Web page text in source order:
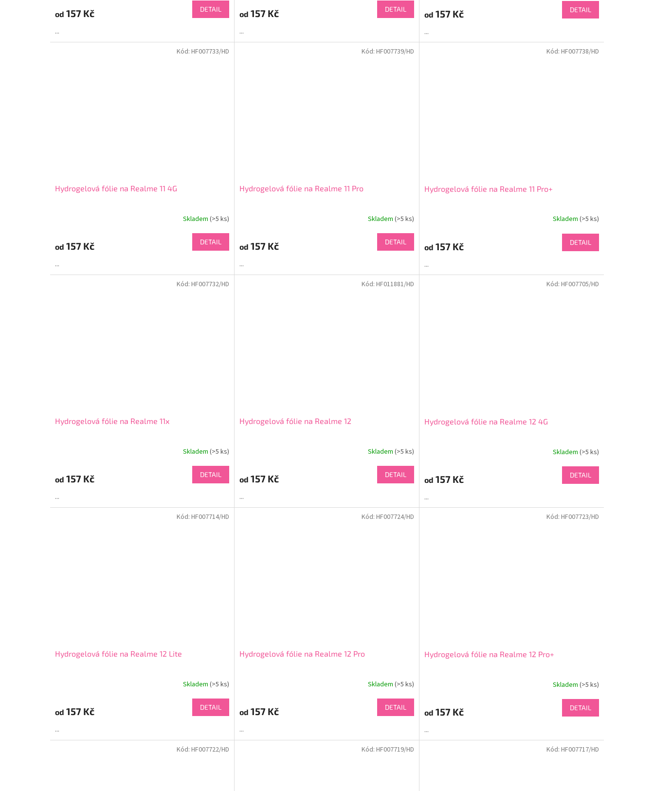
od 157 Kč DETAIL
...
od 157 Kč DETAIL
...
od 157 Kč DETAIL
...
Hydrogelová fólie na Realme 11 4G
Skladem(>5 ks)
od 157 Kč DETAIL
...
Kód:HF007733/HD
Hydrogelová fólie na Realme 11 Pro
Skladem (>5 ks)
od 157 Kč DETAIL
...
Kód: HF007739/HD
Hydrogelová fólie na Realme 11 Pro+
Skladem (>5 ks)
od 157 Kč DETAIL
...
Kód: HF007738/HD
Hydrogelová fólie na Realme 11x
Skladem(>5 ks)
od 157 Kč DETAIL
...
Kód:HF007732/HD
Hydrogelová fólie na Realme 12
Skladem (>5 ks)
od 157 Kč DETAIL
...
Kód: HF011881/HD
Hydrogelová fólie na Realme 12 4G
Skladem (>5 ks)
od 157 Kč DETAIL
...
Kód: HF007705/HD
Hydrogelová fólie na Realme 12 Lite
Skladem(>5 ks)
od 157 Kč DETAIL
...
Kód:HF007714/HD
Hydrogelová fólie na Realme 12 Pro
Skladem (>5 ks)
od 157 Kč DETAIL
...
Kód: HF007724/HD
Hydrogelová fólie na Realme 12 Pro+
Skladem (>5 ks)
od 157 Kč DETAIL
...
Kód: HF007723/HD
Kód:HF007722/HD Kód: HF007719/HD Kód: HF007717/HD